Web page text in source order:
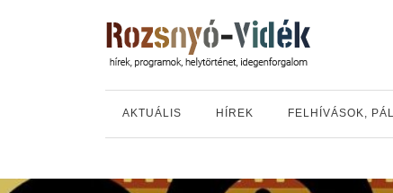
AKTUÁLIS HÍREK FELHÍVÁSOK,